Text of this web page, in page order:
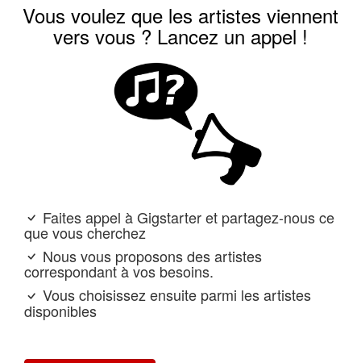
Vous voulez que les artistes viennent
vers vous ? Lancez un appel !
Faites appel à Gigstarter et partagez-nous ce
que vous cherchez
Nous vous proposons des artistes
correspondant à vos besoins.
Vous choisissez ensuite parmi les artistes
disponibles